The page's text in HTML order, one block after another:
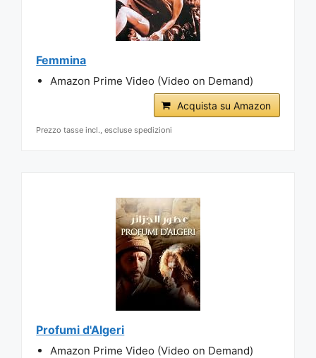
Femmina
Amazon Prime Video (Video on Demand)
Acquista su Amazon
Prezzo tasse incl., escluse spedizioni
Profumi d'Algeri
Amazon Prime Video (Video on Demand)